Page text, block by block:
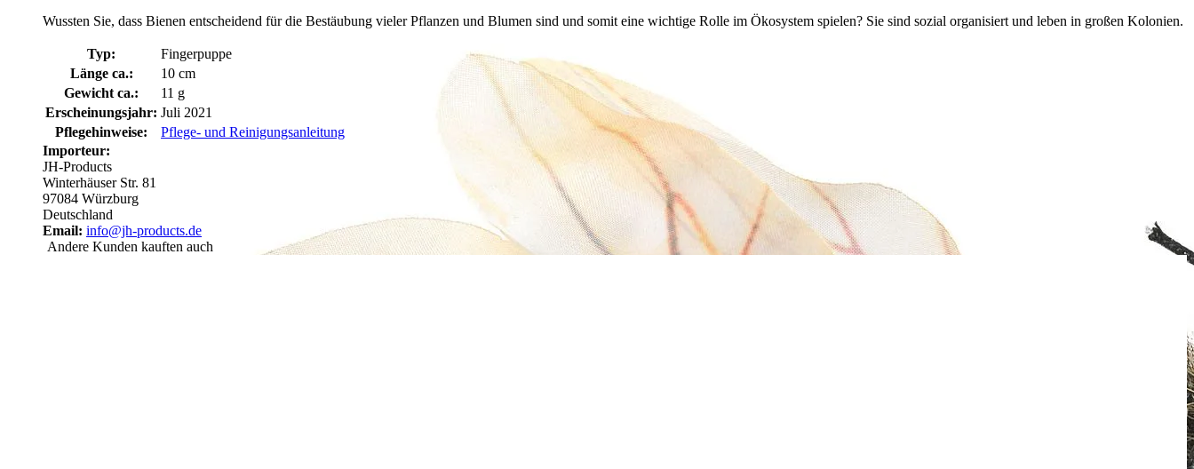
Wussten Sie, dass Bienen entscheidend für die Bestäubung vieler Pflanzen und Blumen sind und somit eine wichtige Rolle im Ökosystem spielen? Sie sind sozial organisiert und leben in großen Kolonien.
Typ:
Fingerpuppe
Länge ca.:
10 cm
Gewicht ca.:
11 g
Erscheinungsjahr: Juli 2021
Pflegehinweise:
Pflege- und Reinigungsanleitung
Importeur:
JH-Products
Winterhäuser Str. 81
97084 Würzburg
Deutschland
Email: info@jh-products.de
Andere Kunden kauften auch